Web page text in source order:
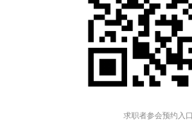
求职者参会预约入口